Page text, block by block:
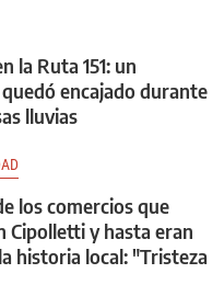
la Ruta 151: un
encajado durante
lluvias
los comercios que
Cipolletti y hasta eran
historia local: "Tristeza